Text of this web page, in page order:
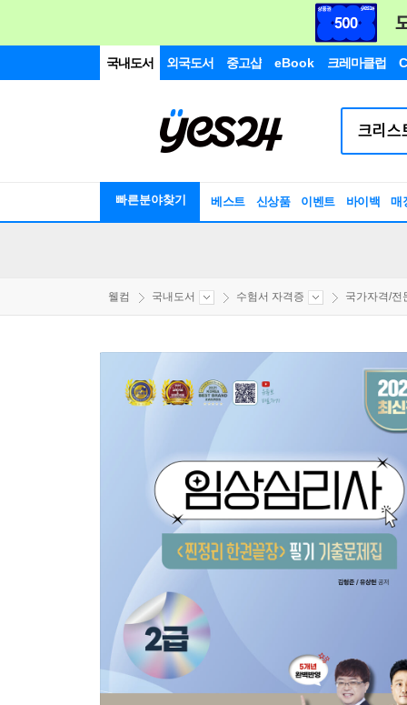
국내도서 외국도서 중고샵 eBook 크레마클럽
빠른분야찾기 베스트 신상품 이벤트 바이백 매
웰컴 국내도서 수험서 자격증 국가자격/전